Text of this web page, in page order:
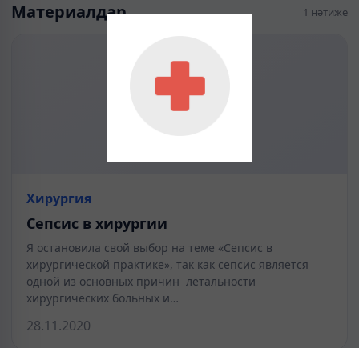
Материалдар 1 нәтиже
Хирургия
Сепсис в хирургии
Я остановила свой выбор на теме «Сепсис в
хирургической практике», так как сепсис является
одной из основных причин летальности
хирургических больных и…
28.11.2020